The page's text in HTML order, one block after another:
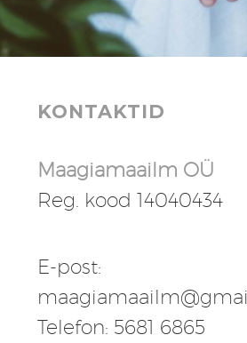
KONTAKTID
Maagiamaailm OÜ
Reg. kood 14040434
E-post:
Telefon: 5681 6865